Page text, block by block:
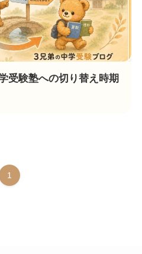
受験塾への切り替え時期
1